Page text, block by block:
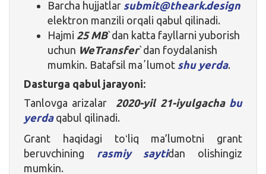
Barcha hujjatlar submit@theark.design
elektron manzili orqali qabul qilinadi.
Hajmi 25 MB`dan katta fayllarni yuborish
uchun WeTransfer`dan foydalanish
mumkin. Batafsil maʼlumot shu yerda.
Dasturga qabul jarayoni:
Tanlovga arizalar 2020-yil 21-iyulgacha bu
yerda qabul qilinadi.
Grant haqidagi toʻliq ma’lumotni grant
beruvchining
rasmiy saytidan olishingiz
mumkin.